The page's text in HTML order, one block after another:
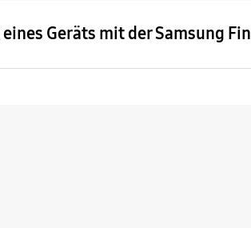
Geräts mit der Samsung